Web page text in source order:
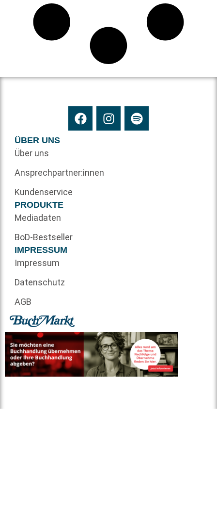
ÜBER UNS
Über uns
Ansprechpartner:innen
Kundenservice
PRODUKTE
Mediadaten
BoD-Bestseller
IMPRESSUM
Impressum
Datenschutz
AGB